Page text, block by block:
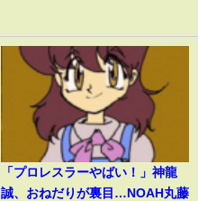
「プロレスラーやばい！」神龍
誠、おねだりが裏目…NOAH丸藤